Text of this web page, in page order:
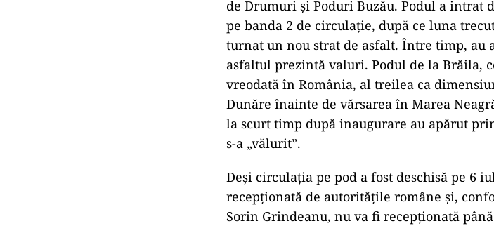
de Drumuri și Poduri Buzău. Podul a intrat
pe banda 2 de circulație, după ce luna
turnat un nou strat de asfalt. Între timp, au
asfaltul prezintă valuri. Podul de la Brăila,
vreodată în România, al treilea ca
Dunăre înainte de vărsarea în Marea
la scurt timp după inaugurare au apărut
s-a „vălurit”.
Deși circulația pe pod a fost deschisă pe 6
recepționată de autoritățile române și,
Sorin Grindeanu, nu va fi recepționată